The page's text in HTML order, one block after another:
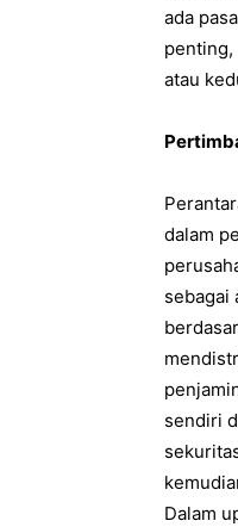
ada
penting,
atau
dalam
sebagai
sendiri
Dalam